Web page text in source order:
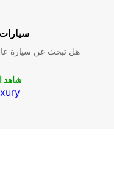
سيارات
هل تبحث عن سيارة
شاهد